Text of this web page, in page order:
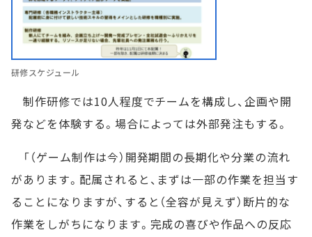
研修スケジュール
制作研修では10人程度でチームを構成し、企画や開
発などを体験する。場合によっては外部発注もする。
「（ゲーム制作は今）開発期間の長期化や分業の流れ
があります。配属されると、まずは一部の作業を担当す
ることになりますが、すると（全容が見えず）断片的な
作業をしがちになります。完成の喜びや作品への反応